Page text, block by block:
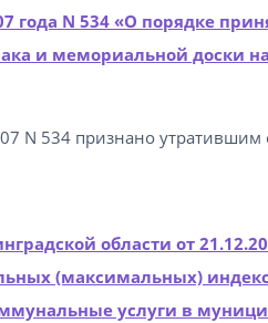
года N 534 «О порядке
и мемориальной доски
N 534 признано утратившим
области от
(максимальных)
услуги в